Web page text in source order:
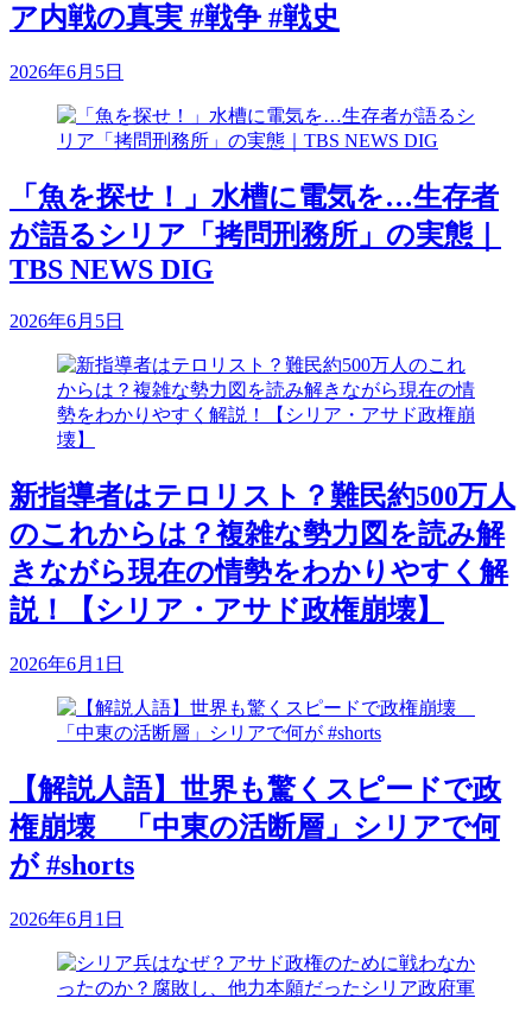
ア内戦の真実 #戦争 #戦史
2026年6月5日
「魚を探せ！」水槽に電気を…生存者
が語るシリア「拷問刑務所」の実態｜
TBS NEWS DIG
2026年6月5日
新指導者はテロリスト？難民約500万人
のこれからは？複雑な勢力図を読み解
きながら現在の情勢をわかりやすく解
説！【シリア・アサド政権崩壊】
2026年6月1日
【解説人語】世界も驚くスピードで政
権崩壊 「中東の活断層」シリアで何
が #shorts
2026年6月1日